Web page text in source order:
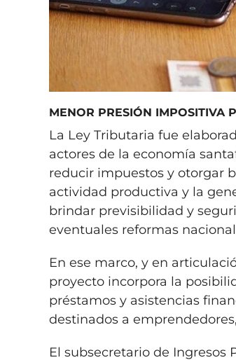
MENOR PRESIÓN IMPOSITIVA
La Ley Tributaria fue
actores de la economía
reducir impuestos y otorgar
actividad productiva y la
brindar previsibilidad y
eventuales reformas
En ese marco, y en
proyecto incorpora la
préstamos y asistencias
destinados a
El subsecretario de Ingresos